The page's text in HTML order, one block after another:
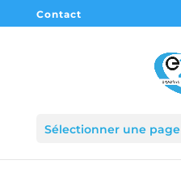
Contact
Sélectionner une page